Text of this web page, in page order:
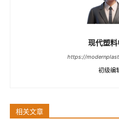
现代塑
https://
初级编
相关文章